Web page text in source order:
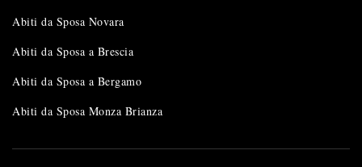
Abiti da Sposa Novara
Abiti da Sposa a Brescia
Abiti da Sposa a Bergamo
Abiti da Sposa Monza Brianza